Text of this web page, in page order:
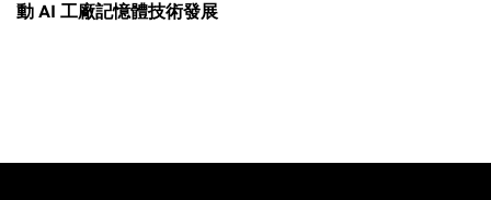
動 AI 工廠記憶體技術發展